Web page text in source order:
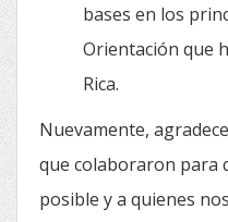
bases en los
Orientación que
Rica.
Nuevamente,
que colaboraron para
posible y a quienes